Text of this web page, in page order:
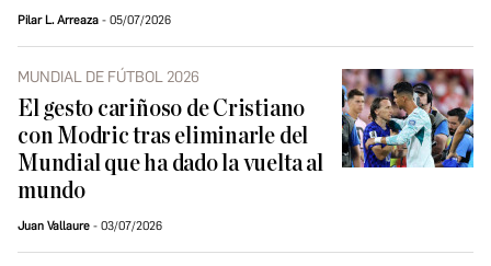
Pilar L. Arreaza 05/07/2026
MUNDIAL DE FÚTBOL 2026
El gesto cariñoso de Cristiano
con Modric tras eliminarle del
Mundial que ha dado la vuelta al
mundo
Juan Vallaure 03/07/2026